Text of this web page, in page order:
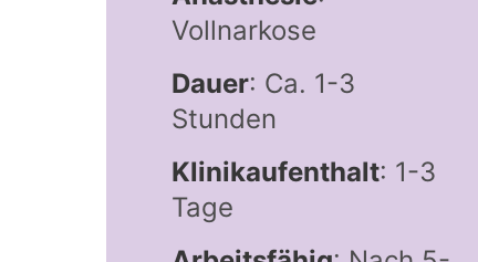
Vollnarkose
Dauer: Ca. 1-3
Stunden
Klinikaufenthalt: 1-3
Tage